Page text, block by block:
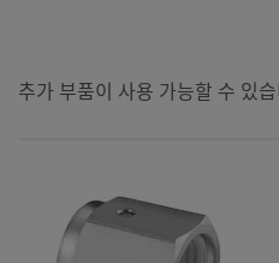
추가 부품이 사용 가능할 수 있